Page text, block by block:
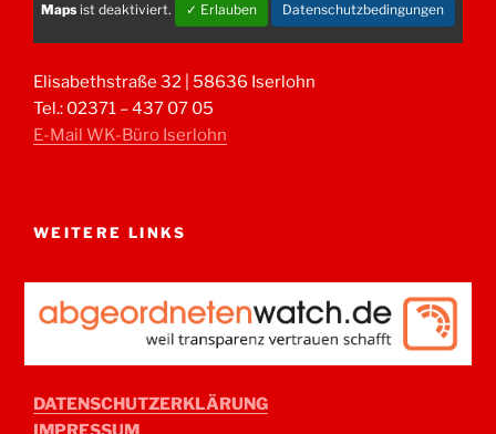
Maps ist deaktiviert. ✓ Erlauben Datenschutzbedingungen
Elisabethstraße 32 | 58636 Iserlohn
Tel.: 02371 – 437 07 05
E-Mail WK-Büro Iserlohn
WEITERE LINKS
DATENSCHUTZERKLÄRUNG